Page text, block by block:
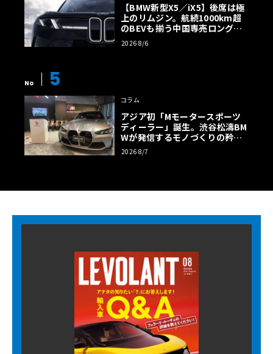
【BMW新型X5／iX5】後席は極
上のリムジン。航続1000km超
のBEVも揃う中国専売ロング仕
様の全貌
2026 8/6
No 5
コラム
アジア初「Mモータースポーツ
ディーラー」誕生。渋谷松濤BM
Wが発信するモノづくりの矜持
【木下隆之コラム】
2026 8/7